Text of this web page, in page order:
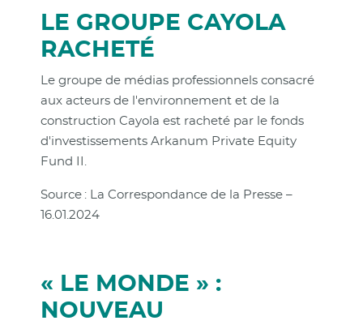
LE GROUPE CAYOLA
RACHETÉ
Le groupe de médias professionnels consacré
aux acteurs de l'environnement et de la
construction Cayola est racheté par le fonds
d'investissements Arkanum Private Equity
Fund II.
Source : La Correspondance de la Presse –
16.01.2024
« LE MONDE » :
NOUVEAU